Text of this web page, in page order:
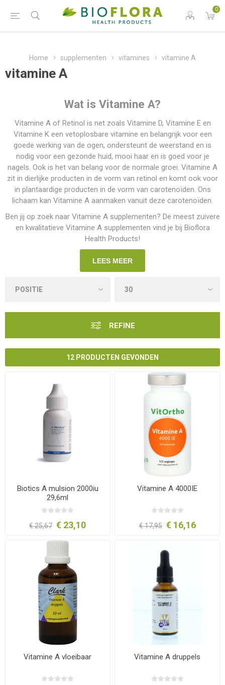
0
Home supplementen vitamines vitamine A
vitamine A
Wat is Vitamine A?
Vitamine A of Retinol is net zoals Vitamine D, Vitamine E en
Vitamine K een vetoplosbare vitamine en belangrijk voor een
goede werking van de ogen, ondersteunt de weerstand en is
nodig voor een gezonde huid, mooi haar en is goed voor je
nagels. Ook is het van belang voor de normale groei. Vitamine A
zit in dierlijke producten in de vorm van retinol en komt ook voor
in plantaardige producten in de vorm van carotenoïden. Ons
lichaam kan Vitamine A aanmaken vanuit deze carotenoïden.
Ben jij op zoek naar Vitamine A supplementen? De meest zuivere
en kwalitatieve Vitamine A supplementen vind je bij Bioflora
Health Products!
LEES MEER
REFINE
12 PRODUCTEN GEVONDEN
Biotics A mulsion 2000iu
29,6ml
€ 25,67 € 23,10
Vitamine A 4000IE
€ 17,95 € 16,16
Vitamine A vloeibaar Vitamine A druppels